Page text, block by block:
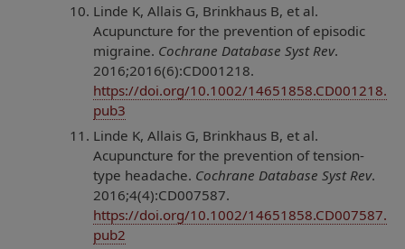
Linde K, Allais G, Brinkhaus B, et al.
Acupuncture for the prevention of episodic
migraine. Cochrane Database Syst Rev.
2016;2016(6):CD001218.
https://doi.org/10.1002/14651858.CD001218.
pub3
Linde K, Allais G, Brinkhaus B, et al.
Acupuncture for the prevention of tension-
type headache. Cochrane Database Syst Rev.
2016;4(4):CD007587.
https://doi.org/10.1002/14651858.CD007587.
pub2